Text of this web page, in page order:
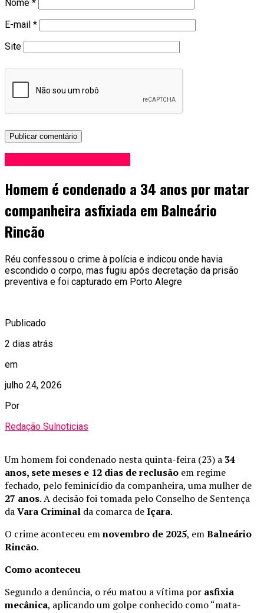
Nome *
E-mail *
Site
Homem é condenado a 34 anos por matar
companheira asfixiada em Balneário
Rincão
Réu confessou o crime à polícia e indicou onde havia
escondido o corpo, mas fugiu após decretação da prisão
preventiva e foi capturado em Porto Alegre
Publicado
2 dias atrás
em
julho 24, 2026
Por
Redação Sulnoticias
Um homem foi condenado nesta quinta-feira (23) a 34
anos, sete meses e 12 dias de reclusão em regime
fechado, pelo feminicídio da companheira, uma mulher de
27 anos. A decisão foi tomada pelo Conselho de Sentença
daVara Criminal da comarca deIçara.
O crime aconteceu emnovembro de 2025, emBalneário
Rincão.
Como aconteceu
Segundo a denúncia, o réu matou a vítima por asfixia
mecânica, aplicando um golpe conhecido como “mata-